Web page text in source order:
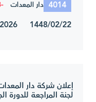
4014 دار المعدات -1.78 %
1448/02/22 05/08/2026 15:36:33
إعلان شركة دار
لجنة المراجعة للدورة